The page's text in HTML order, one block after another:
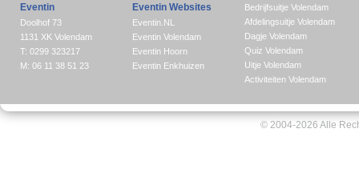
Eventin
Doolhof 73
1131 XK Volendam
T: 0299 323217
M: 06 11 38 51 23
Eventin Websites
Eventin.NL
Eventin Volendam
Eventin Hoorn
Eventin Enkhuizen
Bedrijfsuitje Volendam
Afdelingsuitje Volendam
Dagje Volendam
Quiz Volendam
Uitje Volendam
Activiteiten Volendam
© 2004-2026 Alle